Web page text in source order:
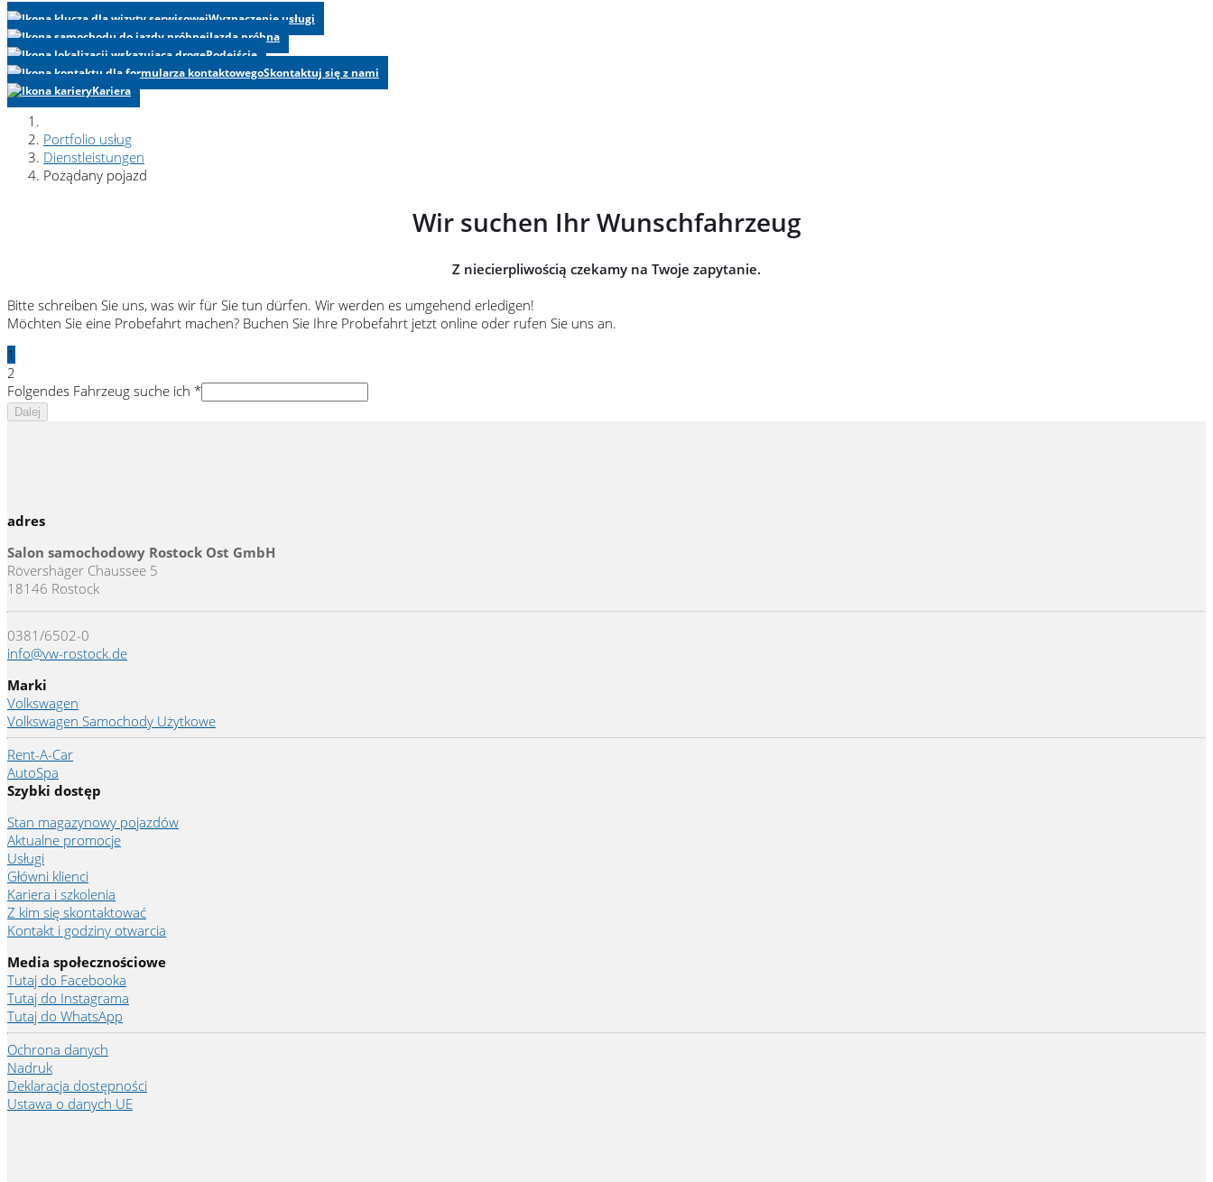
Wyznaczenie usługi
Jazda próbna
Podejście
Skontaktuj się z nami
Kariera
Portfolio usług
Dienstleistungen
Pożądany pojazd
Wir suchen Ihr Wunschfahrzeug
Z niecierpliwością czekamy na Twoje zapytanie.
Bitte schreiben Sie uns, was wir für Sie tun dürfen. Wir werden es umgehend erledigen!
Möchten Sie eine Probefahrt machen? Buchen Sie Ihre Probefahrt jetzt online oder rufen Sie uns an.
1
2
Folgendes Fahrzeug suche ich *
Dalej
adres
Salon samochodowy Rostock Ost GmbH
Rövershäger Chaussee 5
18146 Rostock
0381/6502-0
info@vw-rostock.de
Marki
Volkswagen
Volkswagen Samochody Użytkowe
Rent-A-Car
AutoSpa
Szybki dostęp
Stan magazynowy pojazdów
Aktualne promocje
Usługi
Główni klienci
Kariera i szkolenia
Z kim się skontaktować
Kontakt i godziny otwarcia
Media społecznościowe
Tutaj do Facebooka
Tutaj do Instagrama
Tutaj do WhatsApp
Ochrona danych
Nadruk
Deklaracja dostępności
Ustawa o danych UE